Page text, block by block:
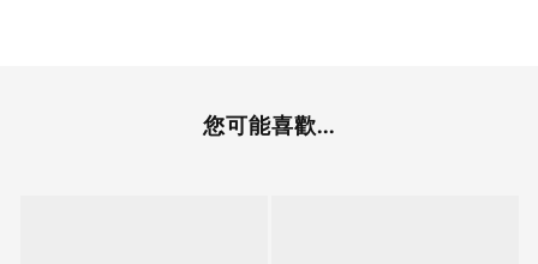
您可能喜歡...